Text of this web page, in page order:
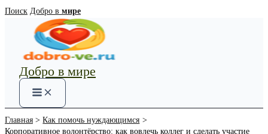
Перейти
содержимому
Поиск Добро в мире
Добро в мире
Main
Menu
Главная
Как помочь нуждающимся
Корпоративное волонтёрство: как вовлечь коллег и сделать участие